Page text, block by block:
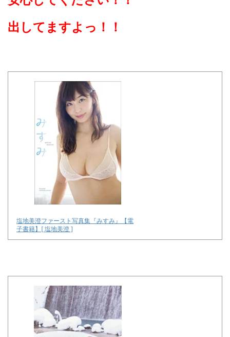
出してますよっ！！
塩地美澄ファースト写真集『みすみ』【電
子書籍】[ 塩地美澄 ]